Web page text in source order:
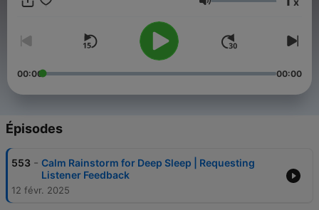
Volume
00:00 00:00
Épisodes
553 - Calm Rainstorm for Deep Sleep | Requesting
Listener Feedback
12 févr. 2025